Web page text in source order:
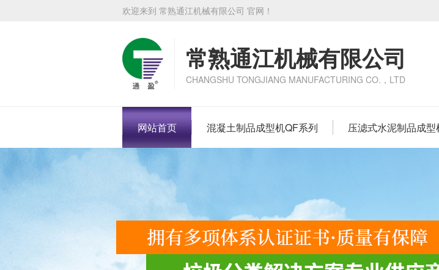
欢迎来到 常熟通江机械有限公司 官网！
常熟通江机械有限公司
CHANGSHU TONGJIANG MANUFACTURING CO.，LTD
网站首页 混凝土制品成型机QF系列 压滤式水泥制品成